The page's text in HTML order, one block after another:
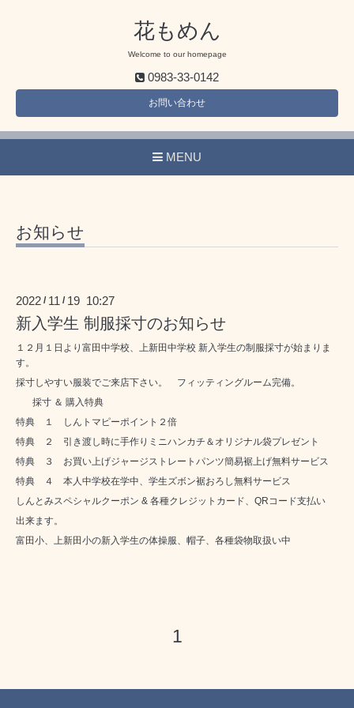
花もめん
Welcome to our homepage
0983-33-0142
お問い合わせ
MENU
お知らせ
2022 / 11 / 19 10:27
新入学生 制服採寸のお知らせ
１２月１日より富田中学校、上新田中学校 新入学生の制服採寸が始まりま
す。
採寸しやすい服装でご来店下さい。 フィッティングルーム完備。
採寸 ＆ 購入特典
特典 １ しんトマピーポイント２倍
特典 ２ 引き渡し時に手作りミニハンカチ＆オリジナル袋プレゼント
特典 ３ お買い上げジャージストレートパンツ簡易裾上げ無料サービス
特典 ４ 本人中学校在学中、学生ズボン裾おろし無料サービス
しんとみスペシャルクーポン & 各種クレジットカード、QRコード支払い
出来ます。
富田小、上新田小の新入学生の体操服、帽子、各種袋物取扱い中
1